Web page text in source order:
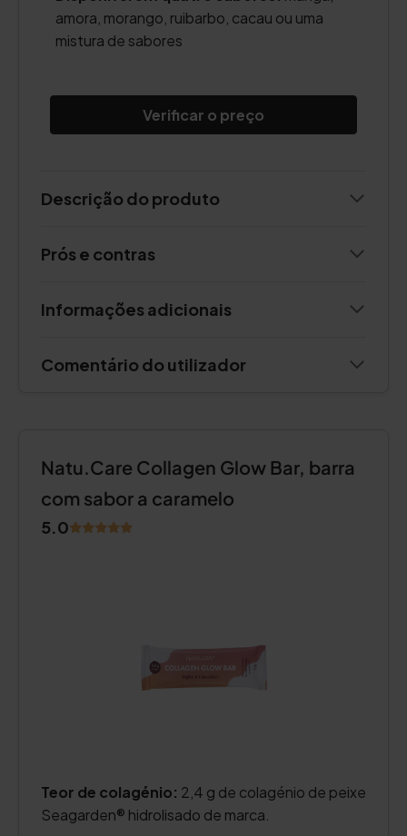
amora, morango, ruibarbo, cacau ou uma
mistura de sabores
Verificar o preço
Descrição do produto
Prós e contras
Informações adicionais
Comentário do utilizador
Natu.Care Collagen Glow Bar, barra
com sabor a caramelo
5.0
Teor de colagénio: 2,4 g de colagénio de peixe
Seagarden® hidrolisado de marca.